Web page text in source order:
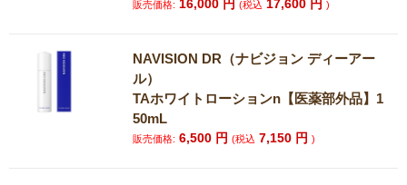
販売価格: 16,000 円(税込 17,600 円)
NAVISION DR（ナビジョン ディーアー
ル）
TAホワイトローションn【医薬部外品】1
50mL
販売価格: 6,500 円(税込 7,150 円)